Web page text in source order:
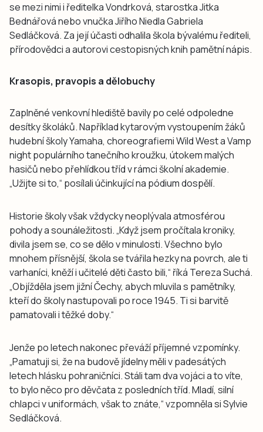
se mezi nimi i ředitelka Vondrková, starostka Jitka
Bednářová nebo vnučka Jiřího Niedla Gabriela
Sedláčková. Za její účasti odhalila škola bývalému řediteli,
přírodovědci a autorovi cestopisných knih pamětní nápis.
Krasopis, pravopis a dělobuchy
Zaplněné venkovní hlediště bavily po celé odpoledne
desítky školáků. Například kytarovým vystoupením žáků
hudební školy Yamaha, choreografiemi Wild West a Vamp
night populárního tanečního kroužku, útokem malých
hasičů nebo přehlídkou tříd v rámci školní akademie.
„Užijte si to,“ posílali účinkující na pódium dospělí.
Historie školy však vždycky neoplývala atmosférou
pohody a sounáležitosti. „Když jsem pročítala kroniky,
divila jsem se, co se dělo v minulosti. Všechno bylo
mnohem přísnější, škola se tvářila hezky na povrch, ale ti
varhaníci, kněží i učitelé děti často bili,“ říká Tereza Suchá.
„Objížděla jsem jižní Čechy, abych mluvila s pamětníky,
kteří do školy nastupovali po roce 1945. Ti si barvitě
pamatovali i těžké doby.“
Jenže po letech nakonec převáží příjemné vzpomínky.
„Pamatuji si, že na budově jídelny měli v padesátých
letech hlásku pohraničníci. Stáli tam dva vojáci a to víte,
to bylo něco pro děvčata z posledních tříd. Mladí, silní
chlapci v uniformách, však to znáte,“ vzpomněla si Sylvie
Sedláčková.